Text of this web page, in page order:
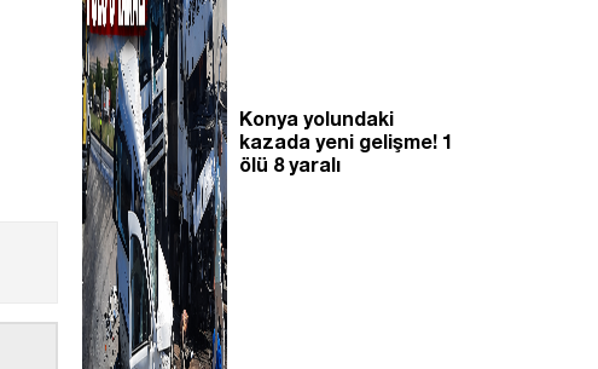
Konya yolundaki
kazada yeni gelişme! 1
ölü 8 yaralı